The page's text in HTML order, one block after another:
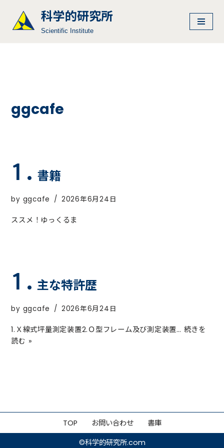
コ
キ
科学的研究所
Scientific Institute
ggcafe
書籍
by ggcafe 2026年6月24日
ススメ！ゆっくるま
主な特許歴
by ggcafe 2026年6月24日
1.Ｘ線式坪量測定装置2.Ｏ型フレーム及び測定装置… 続きを
読む »
TOP お問い合わせ
書庫
©︎科学的研究所.com